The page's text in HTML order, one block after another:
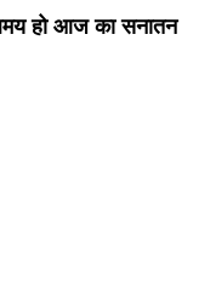
हो आज का सनातन